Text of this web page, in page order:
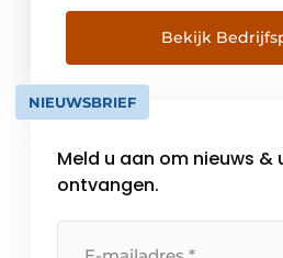
personeel, je fiscaliteit tot
je onderneming en meer.
heeft experten in alle
ondernemen in huis om je
te ondersteunen. Samen
Bekijk
NIEUWSBRIEF
Meld u aan om nieuws
ontvangen.